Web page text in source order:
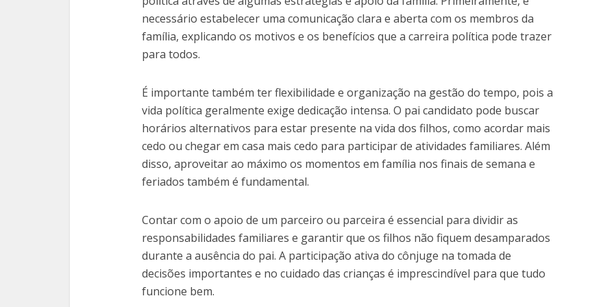
necessário estabelecer uma comunicação clara e aberta com os membros da
família, explicando os motivos e os benefícios que a carreira política pode trazer
para todos.
É importante também ter flexibilidade e organização na gestão do tempo, pois a
vida política geralmente exige dedicação intensa. O pai candidato pode buscar
horários alternativos para estar presente na vida dos filhos, como acordar mais
cedo ou chegar em casa mais cedo para participar de atividades familiares. Além
disso, aproveitar ao máximo os momentos em família nos finais de semana e
feriados também é fundamental.
Contar com o apoio de um parceiro ou parceira é essencial para dividir as
responsabilidades familiares e garantir que os filhos não fiquem desamparados
durante a ausência do pai. A participação ativa do cônjuge na tomada de
decisões importantes e no cuidado das crianças é imprescindível para que tudo
funcione bem.